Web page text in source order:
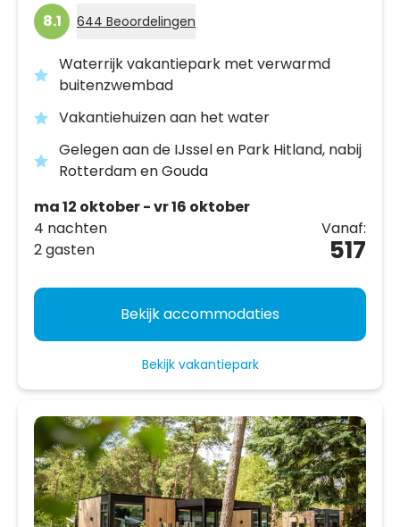
8.1 644 Beoordelingen
Waterrijk vakantiepark met verwarmd
buitenzwembad
Vakantiehuizen aan het water
Gelegen aan de IJssel en Park Hitland, nabij
Rotterdam en Gouda
ma 12 oktober - vr 16 oktober
4 nachten
2 gasten
Vanaf:
517
Bekijk accommodaties
Bekijk vakantiepark